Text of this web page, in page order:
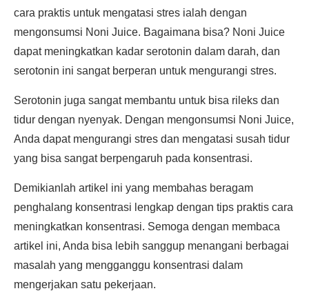
cara praktis untuk mengatasi stres ialah dengan
mengonsumsi Noni Juice. Bagaimana bisa? Noni Juice
dapat meningkatkan kadar serotonin dalam darah, dan
serotonin ini sangat berperan untuk mengurangi stres.
Serotonin juga sangat membantu untuk bisa rileks dan
tidur dengan nyenyak. Dengan mengonsumsi Noni Juice,
Anda dapat mengurangi stres dan mengatasi susah tidur
yang bisa sangat berpengaruh pada konsentrasi.
Demikianlah artikel ini yang membahas beragam
penghalang konsentrasi lengkap dengan tips praktis cara
meningkatkan konsentrasi. Semoga dengan membaca
artikel ini, Anda bisa lebih sanggup menangani berbagai
masalah yang mengganggu konsentrasi dalam
mengerjakan satu pekerjaan.